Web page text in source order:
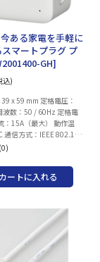
(環境配慮タイプ) 爪の折
○ PoE PoE++対応
ある家電を手軽に
マートプラグ プ
GH]
込)
x 59 mm 定格電圧：
波数：50 / 60Hz 定格電
：15A（最大） 動作温
通信方式：IEEE 802.11
Fi，Bluetooth Low
(0)
カートに入れる